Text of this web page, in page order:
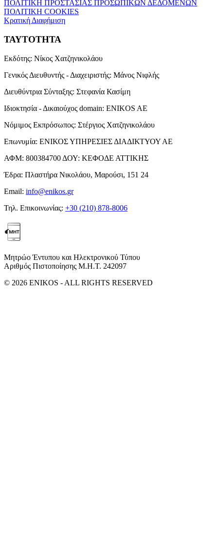
ΠΟΛΙΤΙΚΗ ΠΡΟΣΤΑΣΙΑΣ ΠΡΟΣΩΠΙΚΩΝ ΔΕΔΟΜΕΝΩΝ
ΠΟΛΙΤΙΚΗ COOKIES
Κρατική Διαφήμιση
ΤΑΥΤΟΤΗΤΑ
Εκδότης: Νίκος Χατζηνικολάου
Γενικός Διευθυντής - Διαχειριστής: Μάνος Νιφλής
Διευθύντρια Σύνταξης: Στεφανία Κασίμη
Ιδιοκτησία - Δικαιούχος domain: ENIKOS AE
Νόμιμος Εκπρόσωπος: Στέργιος Χατζηνικολάου
Επωνυμία: ΕΝΙΚΟΣ ΥΠΗΡΕΣΙΕΣ ΔΙΑΔΙΚΤΥΟΥ ΑΕ
ΑΦΜ: 800384700 ΔΟΥ: ΚΕΦΟΔΕ ΑΤΤΙΚΗΣ
Έδρα: Πλαστήρα Νικολάου, Μαρούσι, 151 24
Email: info@enikos.gr
Τηλ. Επικοινωνίας: +30 (210) 878-8006
Μητρώο Έντυπου και Ηλεκτρονικού Τύπου
Αριθμός Πιστοποίησης Μ.Η.Τ. 242097
© 2026 ENIKOS - ALL RIGHTS RESERVED